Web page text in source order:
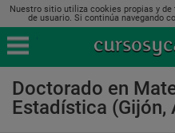
Nuestro sitio utiliza cookies propias y
de usuario. Si continúa navegando
Doctorado en
Estadística (Gijón,